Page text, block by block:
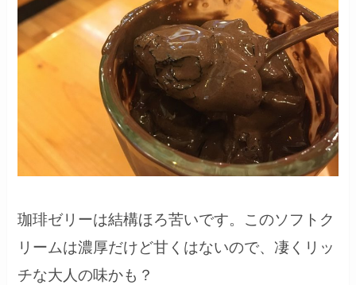
珈琲ゼリーは結構ほろ苦いです。このソフトク
リームは濃厚だけど甘くはないので、凄くリッ
チな大人の味かも？